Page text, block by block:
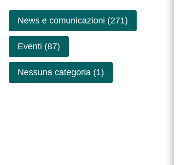
News e comunicazioni (271)
Eventi (87)
Nessuna categoria (1)